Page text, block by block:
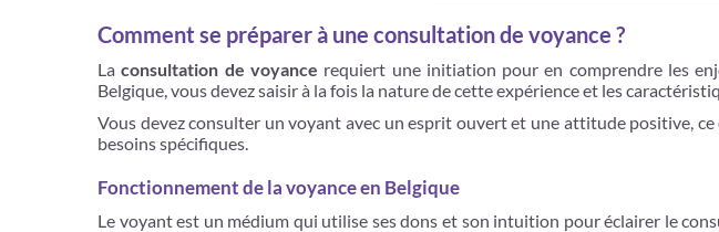
Comment se préparer à une consultation de voyance ?
Laconsultation de voyance requiert une initiation pour en comprendre les
Belgique, vous devez saisir à la fois la nature de cette expérience et les
Vous devez consulter un voyant avec un esprit ouvert et une attitude positive,
besoins spécifiques.
Fonctionnement de la voyance en Belgique
Le voyant est un médium qui utilise ses dons et son intuition pour éclairer le